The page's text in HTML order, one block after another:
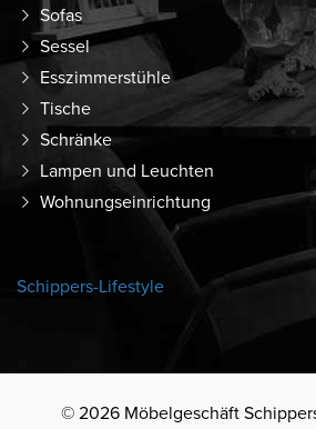
Sofas
Sessel
Esszimmerstühle
Tische
Schränke
Lampen und Leuchten
Wohnungseinrichtung
Schippers-Lifestyle
© 2026 Möbelgeschäft